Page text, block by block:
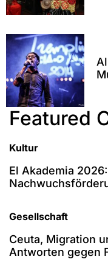
Featured
Kultur
El Akademia
Gesellschaft
Ceuta, Migration
Antworten gegen